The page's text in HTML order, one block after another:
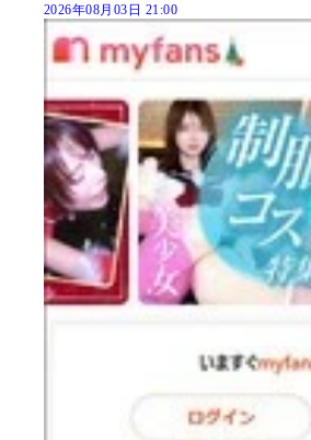
2026年08月03日 21:00